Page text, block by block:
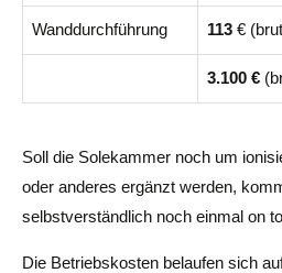
Wanddurchführung 113 €
3.100 €
Soll die Solekammer noch um
oder anderes ergänzt werden,
selbstverständlich noch einmal on
Die Betriebskosten belaufen sich